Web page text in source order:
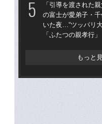
「引導を渡された
の富士が愛弟子・
いた夜…“ツッパリ
「ふたつの親孝行」
もっと